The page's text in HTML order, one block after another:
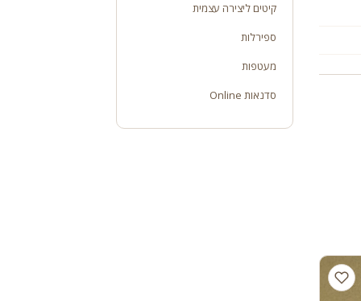
קיטים ליצירה עצמית
ספירלות
מעטפות
סדנאות Online